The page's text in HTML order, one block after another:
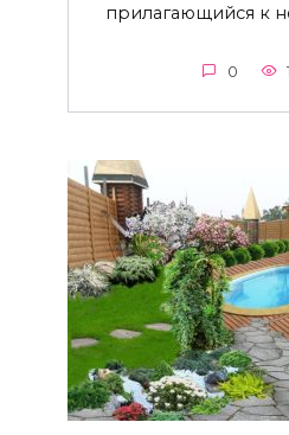
прилагающийся к
0